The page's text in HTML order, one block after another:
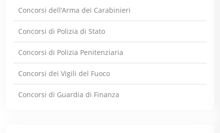
Concorsi dell’Arma dei Carabinieri
Concorsi di Polizia di Stato
Concorsi di Polizia Penitenziaria
Concorsi dei Vigili del Fuoco
Concorsi di Guardia di Finanza